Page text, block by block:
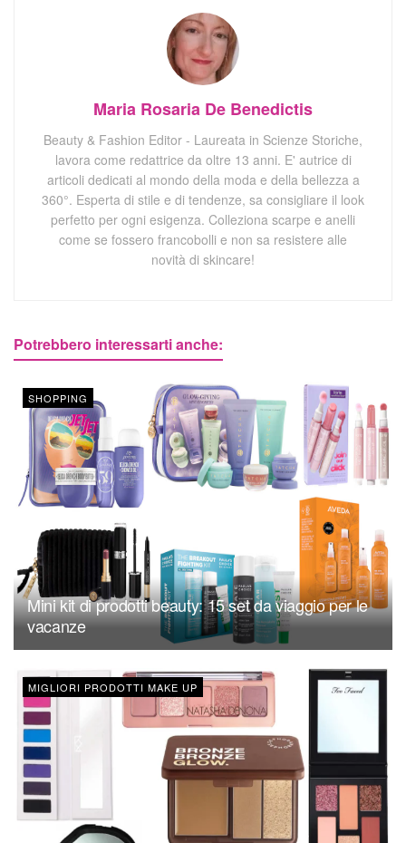
Maria Rosaria De Benedictis
Beauty & Fashion Editor - Laureata in Scienze Storiche,
lavora come redattrice da oltre 13 anni. E' autrice di
articoli dedicati al mondo della moda e della bellezza a
360°. Esperta di stile e di tendenze, sa consigliare il look
perfetto per ogni esigenza. Colleziona scarpe e anelli
come se fossero francobolli e non sa resistere alle
novità di skincare!
Potrebbero interessarti anche:
SHOPPING
Mini kit di prodotti beauty: 15 set da viaggio per le
vacanze
MIGLIORI PRODOTTI MAKE UP